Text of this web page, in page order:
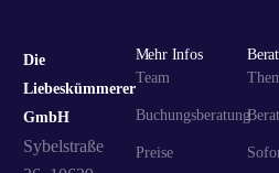
Die
Liebeskümmerer
GmbH
Sybelstraße
Mehr Infos
Team
Buchungsberatung
Preise